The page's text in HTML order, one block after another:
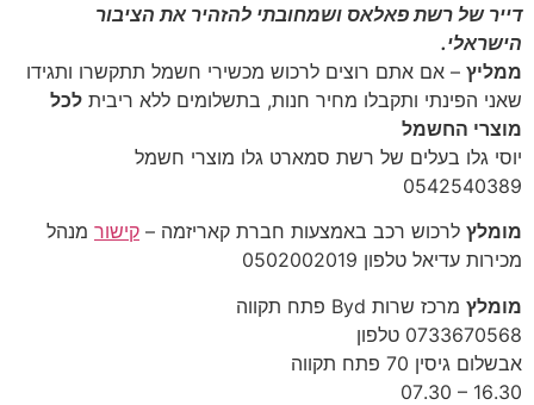
דייר של רשת פאלאס ושמחובתי להזהיר את הציבור
הישראלי.
ממליץ – אם אתם רוצים לרכוש מכשירי חשמל תתקשרו ותגידו
שאני הפינתי ותקבלו מחיר חנות, בתשלומים ללא ריבית לכל
מוצרי החשמל
יוסי גלו בעלים של רשת סמארט גלו מוצרי חשמל
‎0542540389‎
מומלץ לרכוש רכב באמצעות חברת קאריזמה – קישור מנהל
מכירות עדיאל טלפון 0502002019
מומלץ מרכז שרות Byd פתח תקווה
‎0733670568 טלפון ‎
‎07.30 – 16.30‎